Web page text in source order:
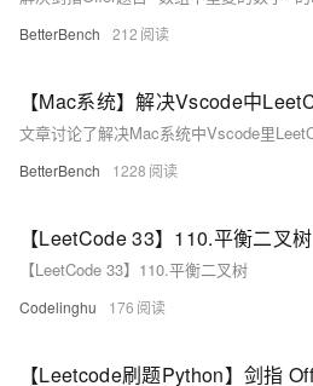
BetterBench 212
BetterBench 1228
【LeetCode 33】110.平衡二叉树
【LeetCode 33】110.平衡二叉树
Codelinghu 176